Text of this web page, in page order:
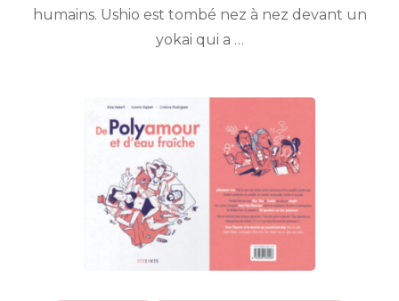
humains. Ushio est tombé nez à nez devant un
yokai qui a …